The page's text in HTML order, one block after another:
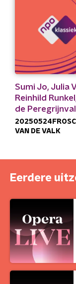
Sumi Jo, Julia
Reinhild
de
VAN DE VALK
Eerdere